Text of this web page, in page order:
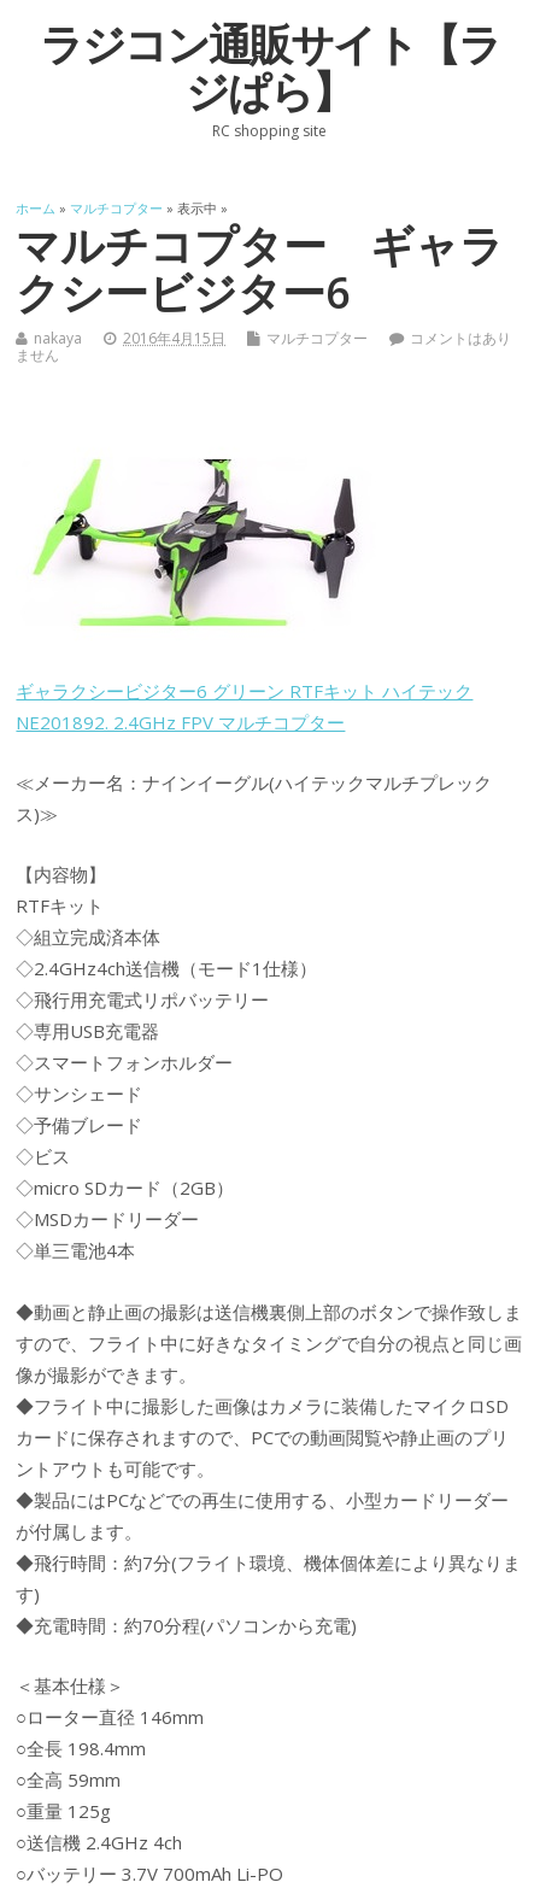
ラジコン通販サイト【ラ
ジぱら】
RC shopping site
ホーム » マルチコプター » 表示中 »
マルチコプター ギャラ
クシービジター6
nakaya 2016年4月15日 マルチコプター
コメントはあり
ません
ギャラクシービジター6 グリーン RTFキット ハイテック
NE201892. 2.4GHz FPV マルチコプター
≪メーカー名：ナインイーグル(ハイテックマルチプレック
ス)≫
【内容物】
RTFキット
◇組立完成済本体
◇2.4GHz4ch送信機（モード1仕様）
◇飛行用充電式リポバッテリー
◇専用USB充電器
◇スマートフォンホルダー
◇サンシェード
◇予備ブレード
◇ビス
◇micro SDカード（2GB）
◇MSDカードリーダー
◇単三電池4本
◆動画と静止画の撮影は送信機裏側上部のボタンで操作致しま
すので、フライト中に好きなタイミングで自分の視点と同じ画
像が撮影ができます。
◆フライト中に撮影した画像はカメラに装備したマイクロSD
カードに保存されますので、PCでの動画閲覧や静止画のプリ
ントアウトも可能です。
◆製品にはPCなどでの再生に使用する、小型カードリーダー
が付属します。
◆飛行時間：約7分(フライト環境、機体個体差により異なりま
す)
◆充電時間：約70分程(パソコンから充電)
＜基本仕様＞
○ローター直径 146mm
○全長 198.4mm
○全高 59mm
○重量 125g
○送信機 2.4GHz 4ch
○バッテリー 3.7V 700mAh Li-PO